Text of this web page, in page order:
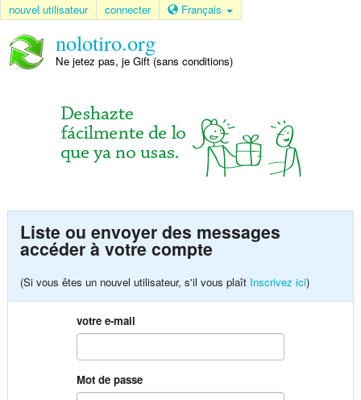
nouvel utilisateur connecter Français
nolotiro.org
Ne jetez pas, je Gift (sans conditions)
Liste ou envoyer des messages
accéder à votre compte
(Si vous êtes un nouvel utilisateur, s'il vous plaît Inscrivez ici)
votre e-mail
Mot de passe